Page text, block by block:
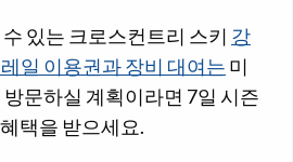
있는 크로스컨트리 스키 강
일 이용권과 장비 대여는 미
문하실 계획이라면 7일 시즌
택을 받으세요.